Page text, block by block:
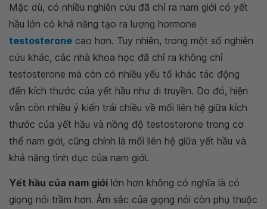
Mặc dù, có nhiều nghiên cứu đã chỉ ra nam giới có yết
hầu lớn có khả năng tạo ra lượng hormone
testosterone cao hơn. Tuy nhiên, trong một số nghiên
cứu khác, các nhà khoa học đã chỉ ra không chỉ
testosterone mà còn có nhiều yếu tố khác tác động
đến kích thước của yết hầu như di truyền. Do đó, hiện
vẫn còn nhiều ý kiến trái chiều về mối liên hệ giữa kích
thước của yết hầu và nồng độ testosterone trong cơ
thể nam giới, cũng chính là mối liên hệ giữa yết hầu và
khả năng tình dục của nam giới.
Yết hầu của nam giới lớn hơn không có nghĩa là có
giọng nói trầm hơn. Âm sắc của giọng nói còn phụ thuộc